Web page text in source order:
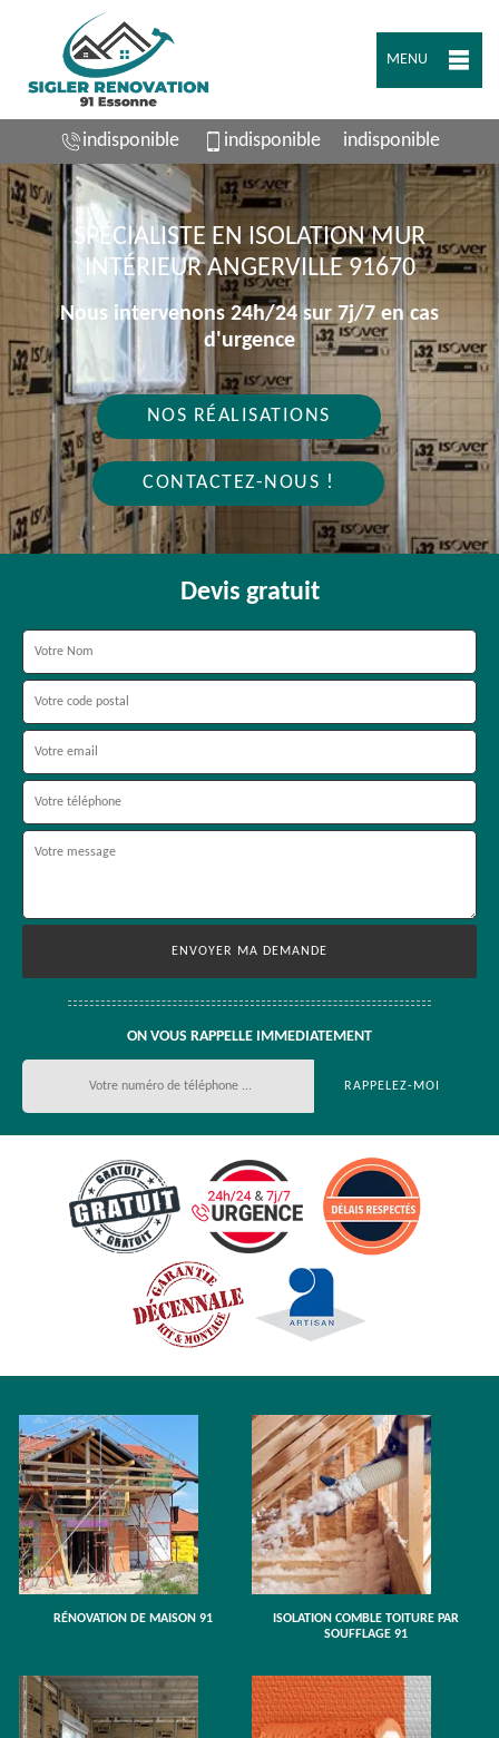
MENU
indisponible indisponible indisponible
SPÉCIALISTE EN ISOLATION MUR
INTÉRIEUR ANGERVILLE 91670
Nous intervenons 24h/24 sur 7j/7 en cas
d'urgence
NOS RÉALISATIONS
CONTACTEZ-NOUS !
Devis gratuit
ON VOUS RAPPELLE IMMEDIATEMENT
RÉNOVATION DE MAISON 91
ISOLATION COMBLE TOITURE PAR
SOUFFLAGE 91